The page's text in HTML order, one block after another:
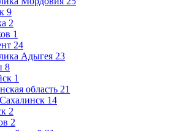
9
2
1
24
Адыгея 23
8
1
область 21
14
2
2